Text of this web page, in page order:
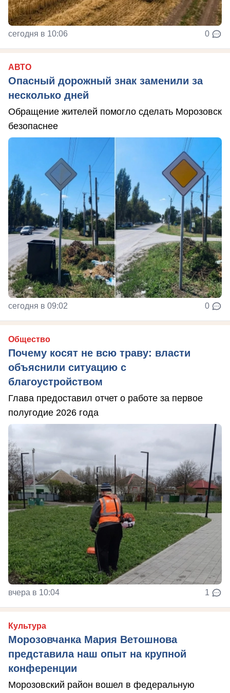
сегодня в 10:06 0
АВТО
Опасный дорожный знак заменили за
несколько дней
Обращение жителей помогло сделать Морозовск
безопаснее
сегодня в 09:02 0
Общество
Почему косят не всю траву: власти
объяснили ситуацию с
благоустройством
Глава предоставил отчет о работе за первое
полугодие 2026 года
вчера в 10:04 1
Культура
Морозовчанка Мария Ветошнова
представила наш опыт на крупной
конференции
Морозовский район вошел в федеральную